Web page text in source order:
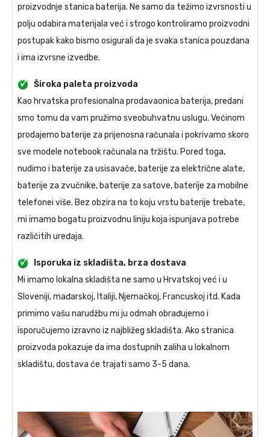
proizvodnje stanica baterija. Ne samo da težimo izvrsnosti u
polju odabira materijala već i strogo kontroliramo proizvodni
postupak kako bismo osigurali da je svaka stanica pouzdana
i ima izvrsne izvedbe.
Široka paleta proizvoda
Kao hrvatska profesionalna prodavaonica baterija, predani
smo tomu da vam pružimo sveobuhvatnu uslugu. Većinom
prodajemo baterije za prijenosna računala i pokrivamo skoro
sve modele notebook računala na tržištu. Pored toga,
nudimo i baterije za usisavače, baterije za električne alate,
baterije za zvučnike, baterije za satove, baterije za mobilne
telefonei više. Bez obzira na to koju vrstu baterije trebate,
mi imamo bogatu proizvodnu liniju koja ispunjava potrebe
različitih uređaja.
Isporuka iz skladišta, brza dostava
Mi imamo lokalna skladišta ne samo u Hrvatskoj već i u
Sloveniji, mađarskoj, Italiji, Njemačkoj, Francuskoj itd. Kada
primimo vašu narudžbu mi ju odmah obrađujemo i
isporučujemo izravno iz najbližeg skladišta. Ako stranica
proizvoda pokazuje da ima dostupnih zaliha u lokalnom
skladištu, dostava će trajati samo 3-5 dana.